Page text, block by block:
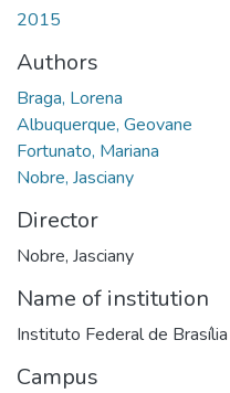
2015
Authors
Braga, Lorena
Albuquerque, Geovane
Fortunato, Mariana
Nobre, Jasciany
Director
Nobre, Jasciany
Name of institution
Instituto Federal de Brasília
Campus